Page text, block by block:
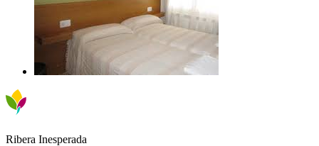
Ribera Inesperada